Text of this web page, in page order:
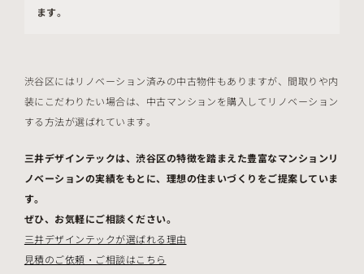
ます。
渋谷区にはリノベーション済みの中古物件もありますが、間取りや内
装にこだわりたい場合は、中古マンションを購入してリノベーション
する方法が選ばれています。
三井デザインテックは、渋谷区の特徴を踏まえた豊富なマンションリ
ノベーションの実績をもとに、理想の住まいづくりをご提案していま
す。
ぜひ、お気軽にご相談ください。
三井デザインテックが選ばれる理由
見積のご依頼・ご相談はこちら